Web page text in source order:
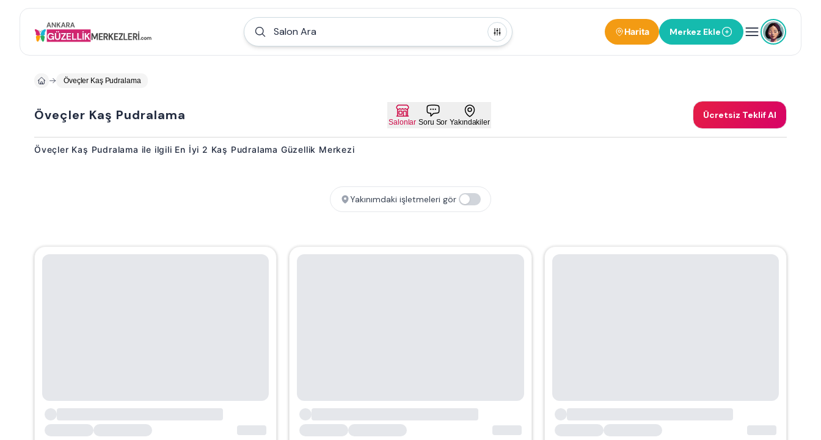
Salon Ara Harita Merkez Ekle
Öveçler Kaş Pudralama
Öveçler Kaş Pudralama Salonlar Soru Sor Yakındakiler
Ücretsiz Teklif Al
Öveçler Kaş Pudralama ile ilgili En İyi 2 Kaş Pudralama Güzellik Merkezi
Yakınımdaki işletmeleri gör